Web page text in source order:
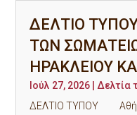
ΔΕΛΤΙΟ
ΤΩΝ
ΗΡΑΚΛΕΙΟΥ
Ιούλ 27, 2026
Δελτία
ΔΕΛΤΙΟ ΤΥΠΟΥ